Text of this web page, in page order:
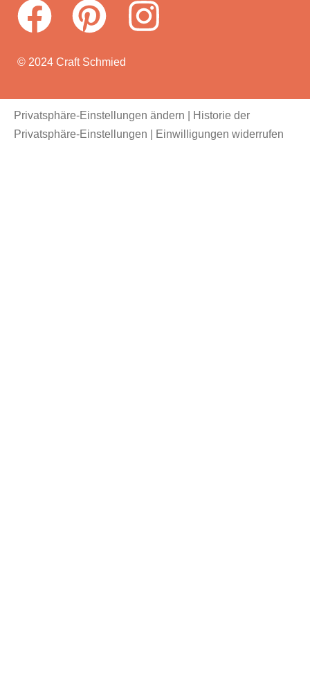
© 2024 Craft Schmied
Privatsphäre-Einstellungen ändern
Historie der
Privatsphäre-Einstellungen
Einwilligungen widerrufen